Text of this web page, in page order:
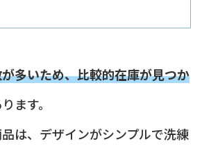
多いため、比較的在庫が見つか
ます。
は、デザインがシンプルで洗練